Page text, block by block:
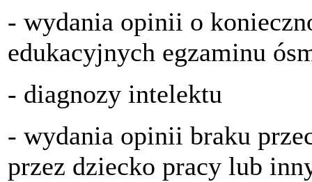
- wydania opinii o
edukacyjnych egzaminu
- diagnozy intelektu
- wydania opinii braku
przez dziecko pracy lub